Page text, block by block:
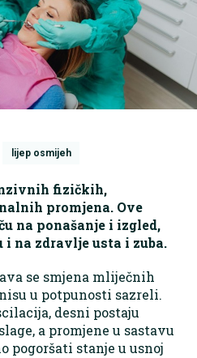
lijep osmijeh
fizičkih,
promjena. Ove
na ponašanje i izgled,
na zdravlje usta i zuba.
se smjena mliječnih
u potpunosti sazreli.
desni postaju
a promjene u sastavu
pogoršati stanje u usnoj